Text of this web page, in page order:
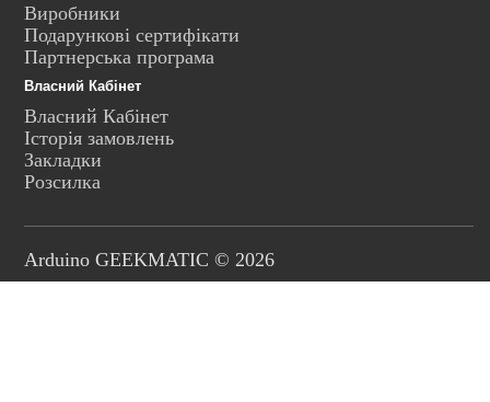
Виробники
Подарункові сертифікати
Партнерська програма
Власний Кабінет
Власний Кабінет
Історія замовлень
Закладки
Розсилка
Arduino GEEKMATIC © 2026